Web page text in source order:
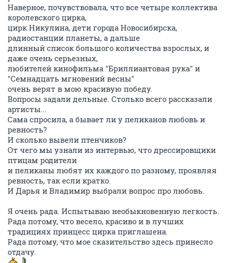
Наверное, почувствовала, что все четыре коллектива
королевского цирка,
цирк Никулина, дети города Новосибирска,
радиостанции планеты, а дальше
длинный список большого количества взрослых, и
даже очень серьезных,
любителей кинофильма "Бриллиантовая рука" и
"Семнадцать мгновений весны"
очень верят в мою красивую победу.
Вопросы задали дельные. Столько всего рассказали
артисты...
Сама спросила, а бывает ли у пеликанов любовь и
ревность?
И сколько вывели птенчиков?
От чего мы узнали из интервью, что дрессировщики
птицам родители
и пеликаны любят их каждого по разному, проявляя
ревность, так если кратко.
И Дарья и Владимир выбрали вопрос про любовь.
Я очень рада. Испытываю необыкновенную легкость.
Рада потому, что весело, красиво и в лучших
традициях принцесс цирка приглашена.
Рада потому, что мое сказительство здесь принесло
отдачу.